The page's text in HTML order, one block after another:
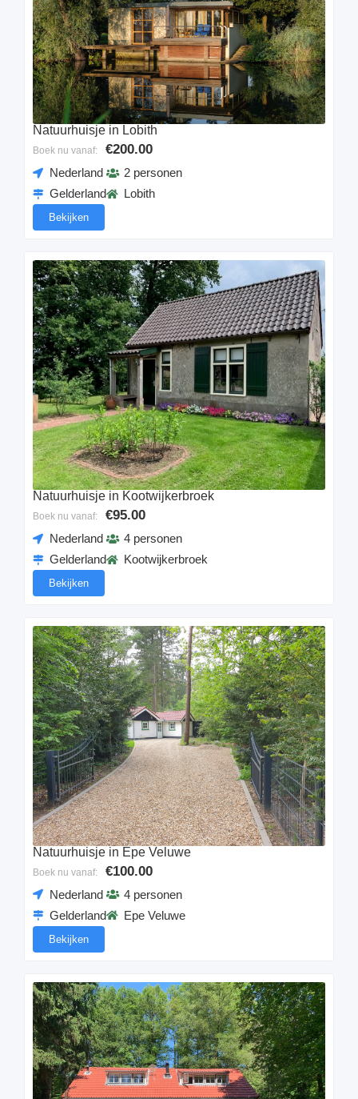
Natuurhuisje in Lobith
Boek nu vanaf: €200.00
Nederland
Gelderland
2 personen
Lobith
Bekijken
Natuurhuisje in Kootwijkerbroek
Boek nu vanaf: €95.00
Nederland
Gelderland
4 personen
Kootwijkerbroek
Bekijken
Natuurhuisje in Epe Veluwe
Boek nu vanaf: €100.00
Nederland
Gelderland
4 personen
Epe Veluwe
Bekijken